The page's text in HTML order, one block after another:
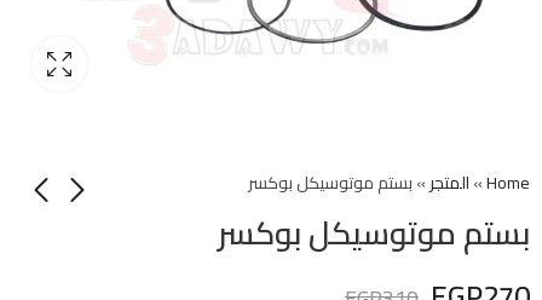
Home
»المتجر»بستم موتوسيكل بوكسر
بستم موتوسيكل بوكسر